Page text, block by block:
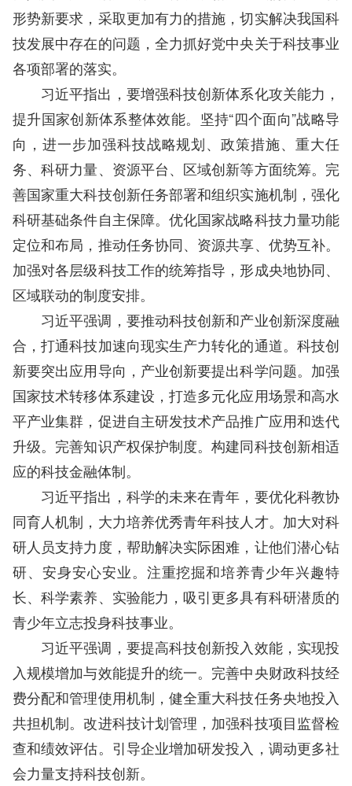
形势新要求，采取更加有力的措施，切实解决我国科
技发展中存在的问题，全力抓好党中央关于科技事业
各项部署的落实。
习近平指出，要增强科技创新体系化攻关能力，
提升国家创新体系整体效能。坚持“四个面向”战略导
向，进一步加强科技战略规划、政策措施、重大任
务、科研力量、资源平台、区域创新等方面统筹。完
善国家重大科技创新任务部署和组织实施机制，强化
科研基础条件自主保障。优化国家战略科技力量功能
定位和布局，推动任务协同、资源共享、优势互补。
加强对各层级科技工作的统筹指导，形成央地协同、
区域联动的制度安排。
习近平强调，要推动科技创新和产业创新深度融
合，打通科技加速向现实生产力转化的通道。科技创
新要突出应用导向，产业创新要提出科学问题。加强
国家技术转移体系建设，打造多元化应用场景和高水
平产业集群，促进自主研发技术产品推广应用和迭代
升级。完善知识产权保护制度。构建同科技创新相适
应的科技金融体制。
习近平指出，科学的未来在青年，要优化科教协
同育人机制，大力培养优秀青年科技人才。加大对科
研人员支持力度，帮助解决实际困难，让他们潜心钻
研、安身安心安业。注重挖掘和培养青少年兴趣特
长、科学素养、实验能力，吸引更多具有科研潜质的
青少年立志投身科技事业。
习近平强调，要提高科技创新投入效能，实现投
入规模增加与效能提升的统一。完善中央财政科技经
费分配和管理使用机制，健全重大科技任务央地投入
共担机制。改进科技计划管理，加强科技项目监督检
查和绩效评估。引导企业增加研发投入，调动更多社
会力量支持科技创新。